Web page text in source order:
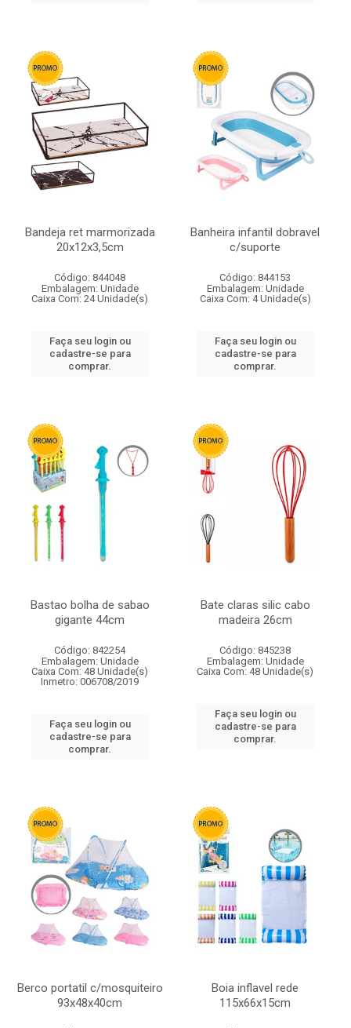
Bandeja ret marmorizada
20x12x3,5cm
Código: 844048
Embalagem: Unidade
Caixa Com: 24 Unidade(s)
Faça seu login ou
cadastre-se para
comprar.
Banheira infantil dobravel
c/suporte
Código: 844153
Embalagem: Unidade
Caixa Com: 4 Unidade(s)
Faça seu login ou
cadastre-se para
comprar.
Bastao bolha de sabao
gigante 44cm
Código: 842254
Embalagem: Unidade
Caixa Com: 48 Unidade(s)
Inmetro: 006708/2019
Faça seu login ou
cadastre-se para
comprar.
Bate claras silic cabo
madeira 26cm
Código: 845238
Embalagem: Unidade
Caixa Com: 48 Unidade(s)
Faça seu login ou
cadastre-se para
comprar.
Berco portatil c/mosquiteiro
93x48x40cm
Boia inflavel rede
115x66x15cm